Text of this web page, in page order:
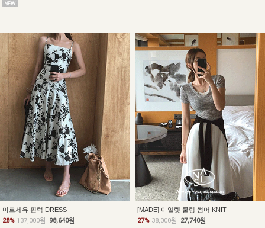
마르세유 핀턱 DRESS
28% 137,000원 98,640원
[MADE] 아일렛 쿨링 썸머 KNIT
27% 38,000원 27,740원